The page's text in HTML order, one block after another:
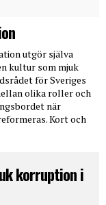
utgör själva
kultur som mjuk
för Sveriges
olika roller och
när
Kort och
korruption i